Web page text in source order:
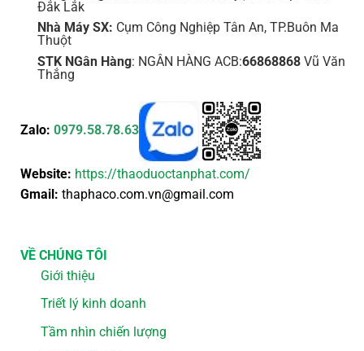
Đắk Lắk
Nhà Máy SX: Cụm Công Nghiệp Tân An, TP.Buôn Ma
Thuột
STK NGân Hàng: NGÂN HÀNG ACB:66868868Vũ Văn
Thắng
Zalo: 0979.58.78.63
Website: https://thaoduoctanphat.com/
Gmail: thaphaco.com.vn@gmail.com
VỀ CHÚNG TÔI
Giới thiệu
Triết lý kinh doanh
Tầm nhìn chiến lượng